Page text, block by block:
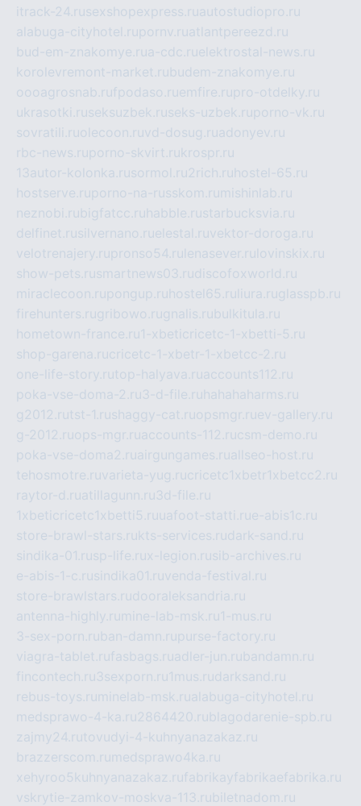
itrack-24.rusexshopexpress.ruautostudiopro.ru
alabuga-cityhotel.rupornv.ruatlantpereezd.ru
bud-em-znakomye.rua-cdc.ruelektrostal-news.ru
korolevremont-market.rubudem-znakomye.ru
oooagrosnab.rufpodaso.ruemfire.rupro-otdelky.ru
ukrasotki.ruseksuzbek.ruseks-uzbek.ruporno-vk.ru
sovratili.ruolecoon.ruvd-dosug.ruadonyev.ru
rbc-news.ruporno-skvirt.rukrospr.ru
13autor-kolonka.rusormol.ru2rich.ru hostel-65.ru
hostserve.ruporno-na-russkom.ru mishinlab.ru
neznobi.rubigfatcc.ru habble.rustarbucksvia.ru
delfinet.rusilvernano.ruelestal.ruvektor-doroga.ru
velotrenajery.rupronso54.ru lenasever.ru lovinskix.ru
show-pets.rusmartnews03.rudiscofoxworld.ru
miraclecoon.rupongup.ru hostel65.ru liura.ruglasspb.ru
firehunters.rugribowo.rugnalis.rubulkitula.ru
hometown-france.ru1-xbeticricetc-1-xbetti-5.ru
shop-garena.rucricetc-1-xbetr-1-xbetcc-2.ru
one-life-story.rutop-halyava.ruaccounts112.ru
poka-vse-doma-2.ru3-d-file.ru hahahaharms.ru
g2012.rutst-1.rushaggy-cat.ruopsmgr.ruev-gallery.ru
g-2012.ruops-mgr.ruaccounts-112.rucsm-demo.ru
poka-vse-doma2.ruairgungames.ruallseo-host.ru
tehosmotre.ruvarieta-yug.rucricetc1xbetr1xbetcc2.ru
raytor-d.ruatillagunn.ru3d-file.ru
1xbeticricetc1xbetti5.ruuafoot-statti.rue-abis1c.ru
store-brawl-stars.rukts-services.rudark-sand.ru
sindika-01.rusp-life.rux-legion.rusib-archives.ru
e-abis-1-c.rusindika01.ruvenda-festival.ru
store-brawlstars.rudooraleksandria.ru
antenna-highly.ru mine-lab-msk.ru1-mus.ru
3-sex-porn.ruban-damn.rupurse-factory.ru
viagra-tablet.rufasbags.ruadler-jun.rubandamn.ru
fincontech.ru3sexporn.ru1mus.rudarksand.ru
rebus-toys.ru minelab-msk.rualabuga-cityhotel.ru
medsprawo-4-ka.ru2864420.rublagodarenie-spb.ru
zajmy24.rutovudyi-4-kuhnyanazakaz.ru
brazzerscom.ru medsprawo4ka.ru
xehyroo5kuhnyanazakaz.rufabrikayfabrikaefabrika.ru
vskrytie-zamkov-moskva-113.rubiletnadom.ru